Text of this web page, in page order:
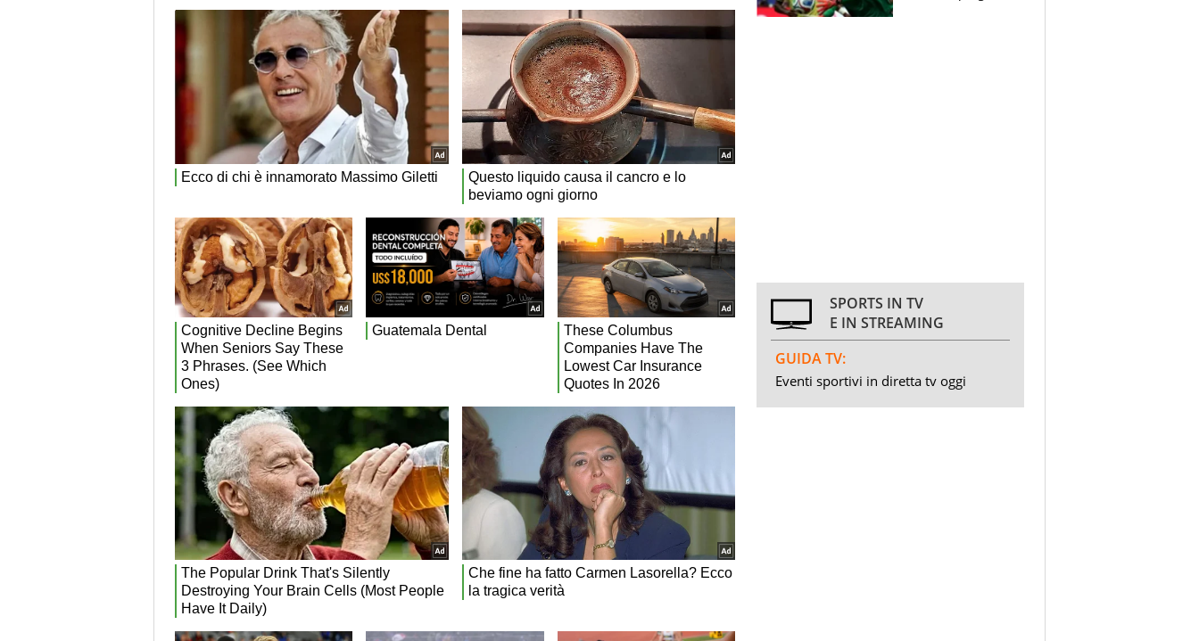
SPORTS IN TV
E IN STREAMING
GUIDA TV:
Eventi sportivi in diretta tv oggi